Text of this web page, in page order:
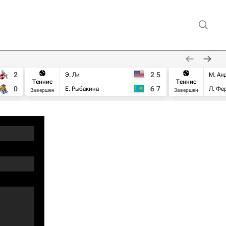
2
0
Теннис
Завершен
Э. Ли
Е. Рыбакина
2 5
6 7
Теннис
Завершен
М.
Л.